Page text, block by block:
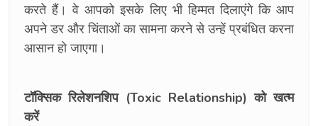
करते हैं। वे आपको इसके लिए भी हिम्मत दिलाएंगे कि आप
अपने डर और चिंताओं का सामना करने से उन्हें प्रबंधित करना
आसान हो जाएगा।
टॉक्सिक रिलेशनशिप (Toxic Relationship) को खत्म
करें